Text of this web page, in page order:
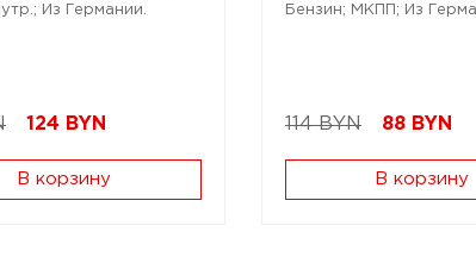
Из Германии.
124 BYN
В корзину
Бензин; МКПП; Из
114 BYN 88 BYN
В корзину